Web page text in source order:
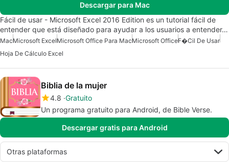
Descargar para Mac
Fácil de usar - Microsoft Excel 2016 Edition es un tutorial fácil de
entender que está diseñado para ayudar a los usuarios a entender…
MacMicrosoft ExcelMicrosoft Office Para MacMicrosoft OfficeF�cil De Usar
Hoja De Cálculo Excel
Biblia de la mujer
4.8 Gratuito
Un programa gratuito para Android, de Bible Verse.
Descargar gratis para Android
Otras plataformas